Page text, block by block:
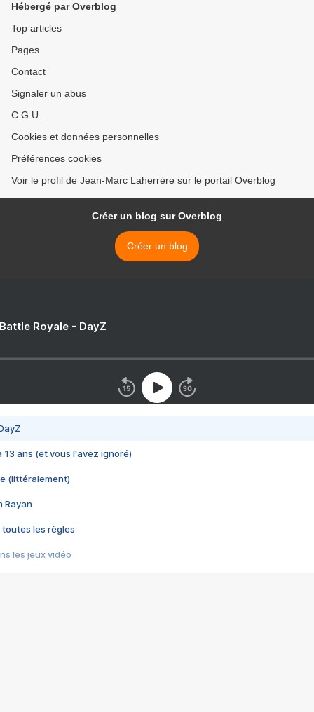
Hébergé par Overblog
Top articles
Pages
Contact
Signaler un abus
C.G.U.
Cookies et données personnelles
Préférences cookies
Voir le profil de Jean-Marc Laherrère sur le portail Overblog
Créer un blog sur Overblog
Créer un blog
Royale - DayZ
13 ans (et vous l'avez ignoré)
(littéralement)
Rayan
toutes les règles
les jeux vidéo